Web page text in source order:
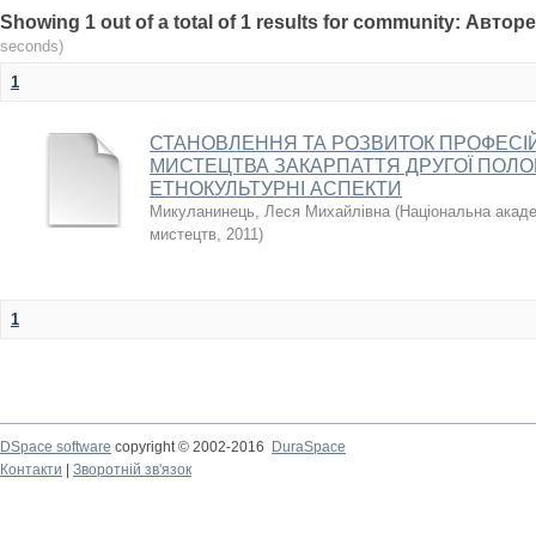
Showing 1 out of a total of 1 results for community:
seconds)
1
СТАНОВЛЕННЯ ТА РОЗВИТОК
МИСТЕЦТВА ЗАКАРПАТТЯ ДРУГОЇ
ЕТНОКУЛЬТУРНІ АСПЕКТИ
Микуланинець, Леся Михайлівна (Національна
мистецтв, 2011)
1
DSpace software copyright © 2002-2016
DuraSpace
Контакти
Зворотній зв'язок